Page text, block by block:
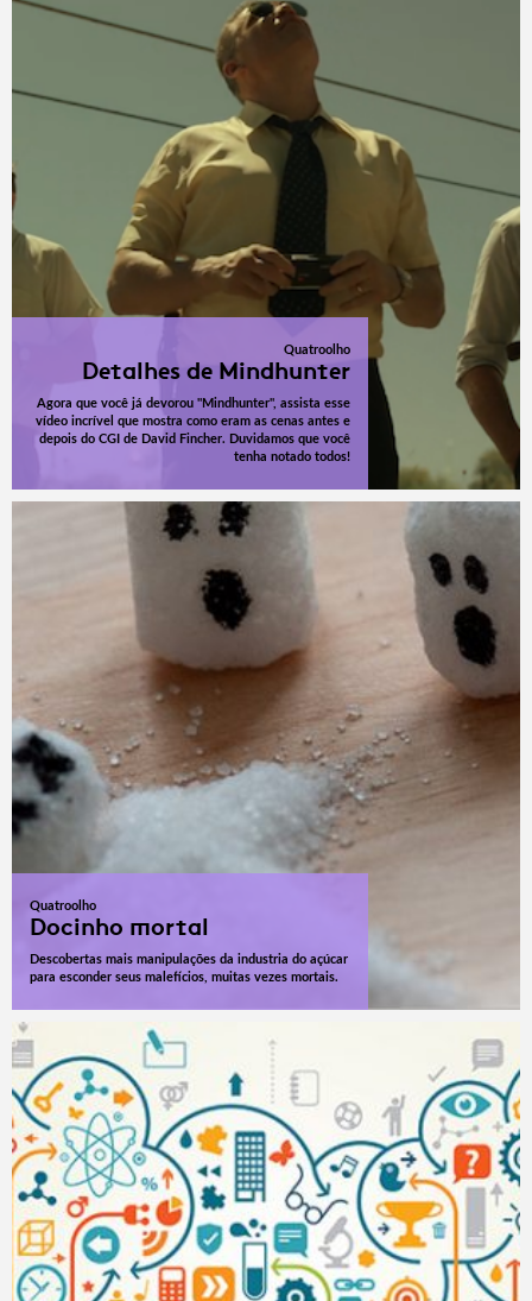
Quatroolho
Detalhes de Mindhunter
Agora que você já devorou "Mindhunter", assista esse
vídeo incrível que mostra como eram as cenas antes e
depois do CGI de David Fincher. Duvidamos que você
tenha notado todos!
Quatroolho
Docinho mortal
Descobertas mais manipulações da industria do açúcar
para esconder seus malefícios, muitas vezes mortais.